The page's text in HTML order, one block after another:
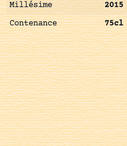
Millésime
2015
Contenance
75cl